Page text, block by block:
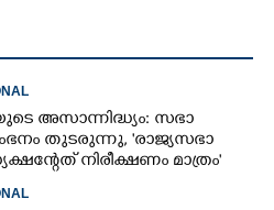
അസാന്നിദ്ധ്യം: സഭാ
തുടരുന്നു, 'രാജ്യസഭാ
നിരീക്ഷണം മാത്രം'